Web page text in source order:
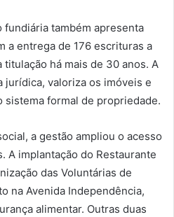
também apresenta
a entrega de 176 escrituras a
titulação há mais de 30 anos. A
jurídica, valoriza os imóveis e
sistema formal de propriedade.
a gestão ampliou o acesso
A implantação do Restaurante
das Voluntárias de
na Avenida Independência,
alimentar. Outras duas